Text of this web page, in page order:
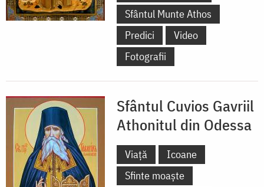
Sfântul Munte Athos
Predici
Video
Fotografii
Sfântul Cuvios Gavriil
Athonitul din Odessa
Viață
Icoane
Sfinte moaște